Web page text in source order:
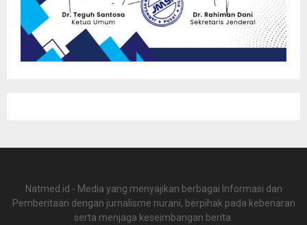
Natmed.id - Media yang menyajikan berbagai Informasi dan
Pemberitaan dengan jurnalisme nurani, berpihak pada kebenaran
serta menjaga keseimbangan berita.